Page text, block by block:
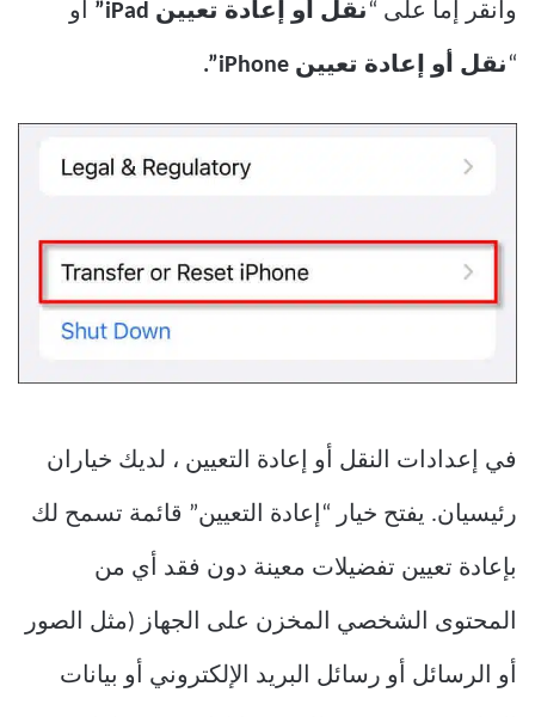
وانقر إما على “ نقل أو إعادة تعيين iPad” أو
“ نقل أو إعادة تعيين iPhone”.
في إعدادات النقل أو إعادة التعيين ، لديك خياران
رئيسيان. يفتح خيار “إعادة التعيين” قائمة تسمح لك
بإعادة تعيين تفضيلات معينة دون فقد أي من
المحتوى الشخصي المخزن على الجهاز (مثل الصور
أو الرسائل أو رسائل البريد الإلكتروني أو بيانات